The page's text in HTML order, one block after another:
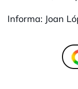
Informa: Joan